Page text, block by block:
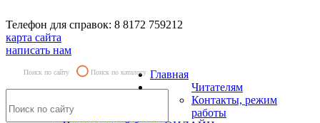
Телефон для справок: 8 8172 759212
карта сайта
написать нам
Поиск по сайту Поиск по каталогу Главная
Читателям
Контакты, режим
работы